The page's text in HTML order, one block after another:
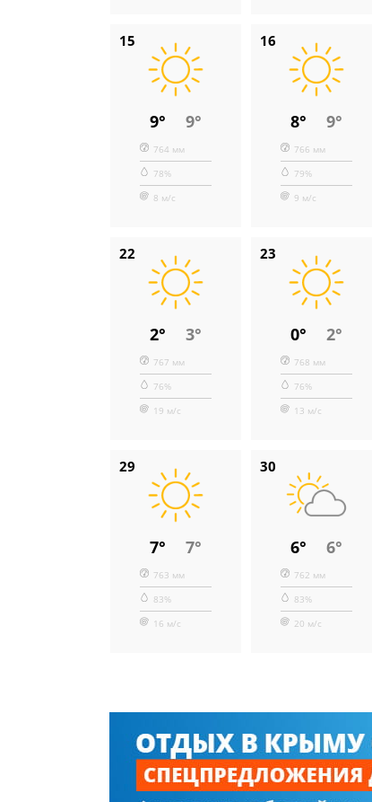
15
9° 9°
764 мм
78%
8 м/с
16
8° 9°
766 мм
79%
9 м/с
22
2° 3°
767 мм
76%
19 м/с
23
0° 2°
768 мм
76%
13 м/с
29
7° 7°
763 мм
83%
16 м/с
30
6° 6°
762 мм
83%
20 м/с